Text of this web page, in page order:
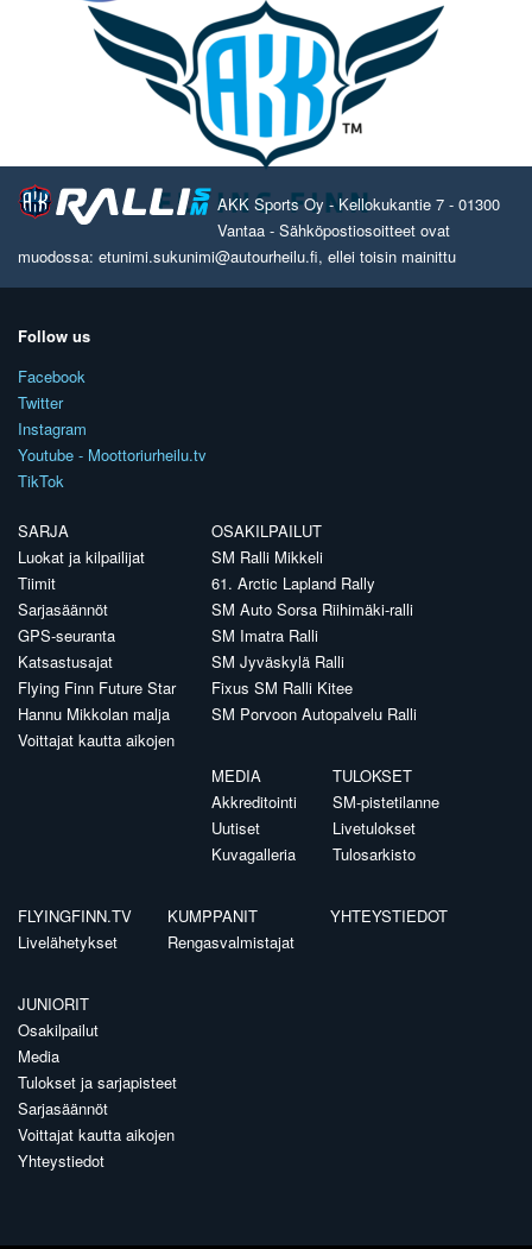
AKK Sports Oy - Kellokukantie 7 - 01300
Vantaa - Sähköpostiosoitteet ovat
muodossa: etunimi.sukunimi@autourheilu.fi, ellei toisin mainittu
Follow us
Facebook
Twitter
Instagram
Youtube - Moottoriurheilu.tv
TikTok
SARJA
Luokat ja kilpailijat
Tiimit
Sarjasäännöt
GPS-seuranta
Katsastusajat
Flying Finn Future Star
Hannu Mikkolan malja
Voittajat kautta aikojen
OSAKILPAILUT
SM Ralli Mikkeli
61. Arctic Lapland Rally
SM Auto Sorsa Riihimäki-ralli
SM Imatra Ralli
SM Jyväskylä Ralli
Fixus SM Ralli Kitee
SM Porvoon Autopalvelu Ralli
MEDIA
Akkreditointi
Uutiset
Kuvagalleria
TULOKSET
SM-pistetilanne
Livetulokset
Tulosarkisto
FLYINGFINN.TV
Livelähetykset
KUMPPANIT
Rengasvalmistajat
YHTEYSTIEDOT
JUNIORIT
Osakilpailut
Media
Tulokset ja sarjapisteet
Sarjasäännöt
Voittajat kautta aikojen
Yhteystiedot